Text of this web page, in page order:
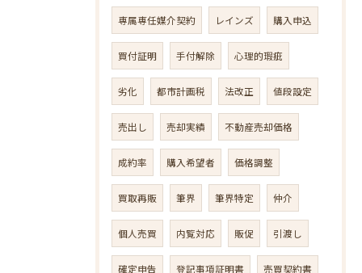
専属専任媒介契約 レインズ 購入申込
買付証明 手付解除 心理的瑕疵
劣化 都市計画税 法改正 値段設定
売出し 売却実績 不動産売却価格
成約率 購入希望者 価格調整
買取再販 筆界 筆界特定 仲介
個人売買 内覧対応 販促 引渡し
確定申告 登記事項証明書 売買契約書